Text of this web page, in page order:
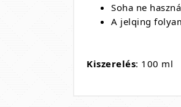
Soha ne
A jelqing
Kiszerelés: 100 ml